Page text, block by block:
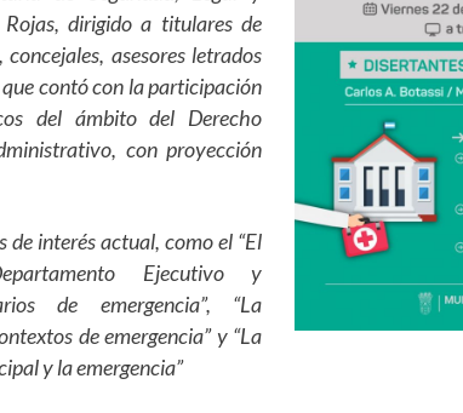
dirigido a titulares de
asesores letrados
contó con la participación
del ámbito del Derecho
con proyección
interés actual, como el “El
Ejecutivo y
de emergencia”, “La
de emergencia” y “La
y la emergencia”